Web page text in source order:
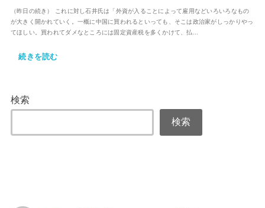
（昨日の続き） これに対し石井氏は「外資が入ることによって雇用などいろいろなもの
が大きく開かれていく。一概に中国に買われるといっても、そこは政治家がしっかりやっ
てほしい。買われてダメなところには固定資産税を多くかけて、払...
続きを読む
検索
検索